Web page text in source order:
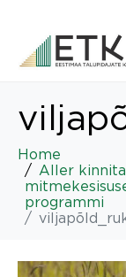
Home
Aller
programmi